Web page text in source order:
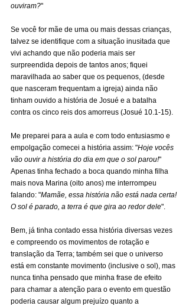
ouviram?"
Se você for mãe de uma ou mais dessas crianças,
talvez se identifique com a situação inusitada que
vivi achando que não poderia mais ser
surpreendida depois de tantos anos; fiquei
maravilhada ao saber que os pequenos, (desde
que nasceram frequentam a igreja) ainda não
tinham ouvido a história de Josué e a batalha
contra os cinco reis dos amorreus (Josué 10.1-15).
Me preparei para a aula e com todo entusiasmo e
empolgação comecei a história assim: "Hoje vocês
vão ouvir a história do dia em que o sol parou!"
Apenas tinha fechado a boca quando minha filha
mais nova Marina (oito anos) me interrompeu
falando: "Mamãe, essa história não está nada certa!
O sol é parado, a terra é que gira ao redor dele".
Bem, já tinha contado essa história diversas vezes
e compreendo os movimentos de rotação e
translação da Terra; também sei que o universo
está em constante movimento (inclusive o sol), mas
nunca tinha pensado que minha frase de efeito
para chamar a atenção para o evento em questão
poderia causar algum prejuízo quanto a